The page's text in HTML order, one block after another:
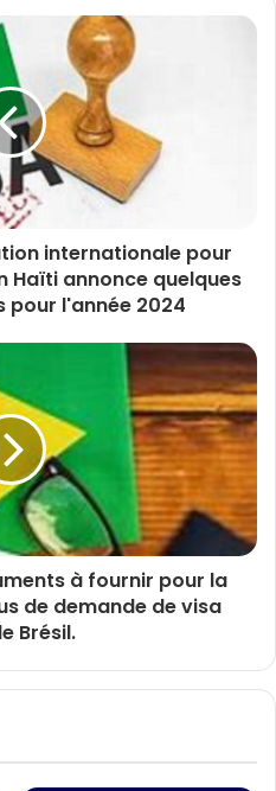
internationale pour
Haïti annonce quelques
pour l'année 2024
à fournir pour la
de demande de visa
Brésil.